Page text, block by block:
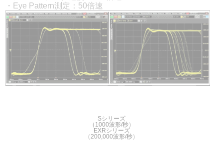
・Eye Pattern測定：50倍速
Sシリーズ
（1000波形/秒）
EXRシリーズ
（200,000波形/秒）